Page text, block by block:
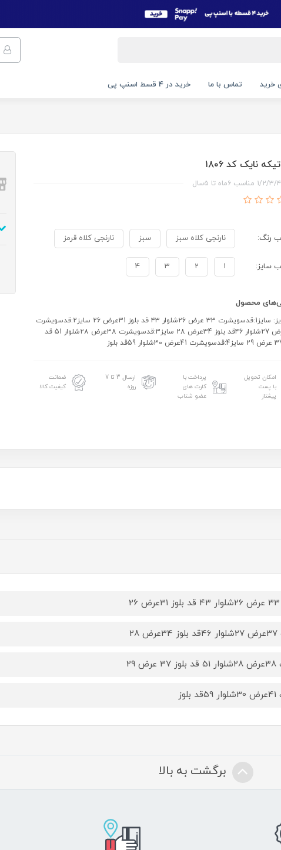
خرید تماس با ما خرید در 4 قسط اسنپ پی
نایک کد ۱۸۰۶
رنگ: نارنجی کلاه سبز سبز نارنجی کلاه قرمز
سایز: 1
2
3
4
محصول
سایز: سایز1:قدسویشرت ۳3 عرض ۲6شلوار ۴۳ قد بلوز 31عرض 26 سایز2:قدسویشرت
37عرض 27شلوار ۴6قد بلوز 34عرض 28 سایز3:قدسویشرت ۳8عرض ۲8شلوار 51 قد
امکان تحویل
با پست
پیشتاز
پرداخت با
کارت های
عضو شتاب
ارسال 3 تا 7
روزه
ضمانت
کیفیت کالا
برگشت به بالا